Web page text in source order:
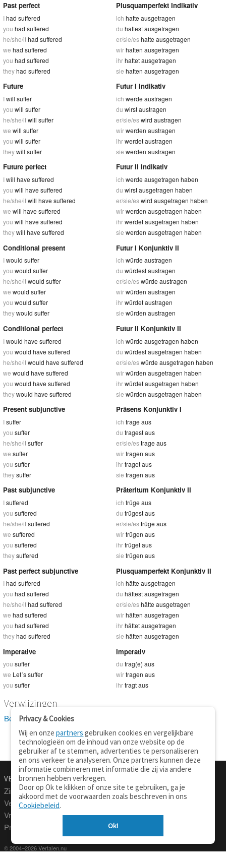
Past perfect
Ihad suffered
you had suffered
he/she/ithad suffered
we had suffered
you had suffered
theyhad suffered
Plusquamperfekt Indikativ
ich hatte ausgetragen
du hattest ausgetragen
er/sie/eshatte ausgetragen
wirhatten ausgetragen
ihrhattet ausgetragen
sie hatten ausgetragen
Future
Iwill suffer
you will suffer
he/she/itwill suffer
we will suffer
you will suffer
theywill suffer
Futur I Indikativ
ich werde austragen
du wirst austragen
er/sie/eswird austragen
wirwerden austragen
ihrwerdet austragen
sie werden austragen
Future perfect
Iwill have suffered
you will have suffered
he/she/itwill have suffered
we will have suffered
you will have suffered
theywill have suffered
Futur II Indikativ
ich werde ausgetragen haben
du wirst ausgetragen haben
er/sie/eswird ausgetragen haben
wirwerden ausgetragen haben
ihrwerdet ausgetragen haben
sie werden ausgetragen haben
Conditional present
Iwould suffer
you would suffer
he/she/itwould suffer
we would suffer
you would suffer
theywould suffer
Futur I Konjunktiv II
ich würde austragen
du würdest austragen
er/sie/eswürde austragen
wirwürden austragen
ihrwürdet austragen
sie würden austragen
Conditional perfect
Iwould have suffered
you would have suffered
he/she/itwould have suffered
we would have suffered
you would have suffered
theywould have suffered
Futur II Konjunktiv II
ich würde ausgetragen haben
du würdest ausgetragen haben
er/sie/eswürde ausgetragen haben
wirwürden ausgetragen haben
ihrwürdet ausgetragen haben
sie würden ausgetragen haben
Present subjunctive
Isuffer
you suffer
he/she/itsuffer
we suffer
you suffer
theysuffer
Präsens Konjunktiv I
ich trage aus
du tragest aus
er/sie/estrage aus
wirtragen aus
ihrtraget aus
sie tragen aus
Past subjunctive
Isuffered
you suffered
he/she/itsuffered
we suffered
you suffered
theysuffered
Präteritum Konjunktiv II
ich trüge aus
du trügest aus
er/sie/estrüge aus
wirtrügen aus
ihrtrüget aus
sie trügen aus
Past perfect subjunctive
Ihad suffered
you had suffered
he/she/ithad suffered
we had suffered
you had suffered
theyhad suffered
Plusquamperfekt Konjunktiv II
ich hätte ausgetragen
du hättest ausgetragen
er/sie/eshätte ausgetragen
wirhätten ausgetragen
ihrhättet ausgetragen
sie hätten ausgetragen
Imperative
you suffer
we Let´s suffer
you suffer
Imperativ
du trag(e) aus
wirtragen aus
ihrtragt aus
Verwijzingen
Bekijk 15 definitie(s) van suffer
VERTALEN.NU
Zinnen vertalen
Verklarend woordenboek
Vraagbaak
Professionele vertaling
© 2004–2026 Vertalen.nu
Over deze site
Privacy
Privacy & Cookies
Wij en onzepartners gebruiken cookies en vergelijkbare
technologieën om de inhoud van onze website op de
gebruiker af te stemmen, advertenties te personaliseren
en ons verkeer te analyseren. Onze partners kunnen deze
informatie combineren met informatie die zij via andere
bronnen hebben verkregen.
Door op Ok te klikken of onze site te gebruiken, ga je
akkoord met de voorwaarden zoals beschreven in ons
Cookiebeleid.
Ok!